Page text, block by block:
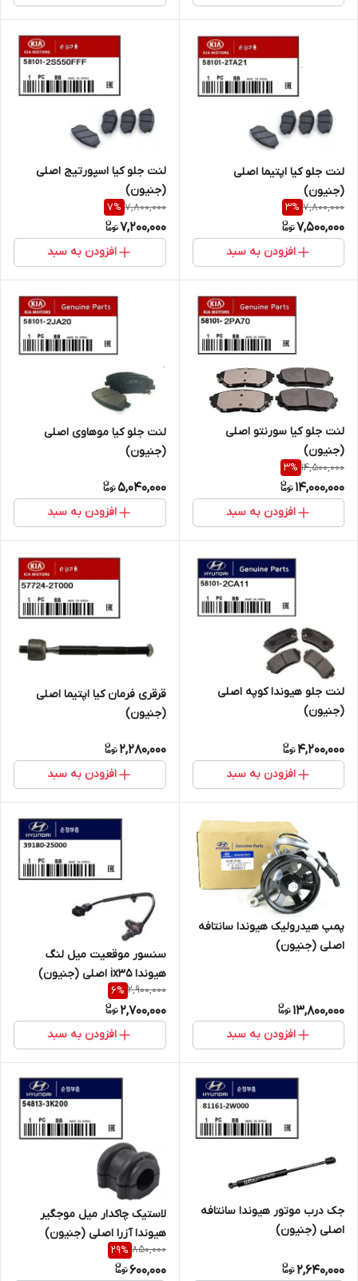
لنت جلو کیا اپتیما اصلی
(جنیون)
7,800,000
3%
7,500,000
افزودن به سبد
لنت جلو کیا اسپورتیج اصلی
(جنیون)
7,800,000
7%
7,200,000
افزودن به سبد
لنت جلو کیا سورنتو اصلی
(جنیون)
14,500,000
3%
14,000,000
افزودن به سبد
لنت جلو کیا موهاوی اصلی
(جنیون)
5,040,000
افزودن به سبد
لنت جلو هیوندا کوپه اصلی
(جنیون)
4,200,000
افزودن به سبد
قرقری فرمان کیا اپتیما اصلی
(جنیون)
2,280,000
افزودن به سبد
پمپ هیدرولیک هیوندا سانتافه
اصلی (جنیون)
13,800,000
افزودن به سبد
سنسور موقعیت میل لنگ
هیوندا ix35 اصلی (جنیون)
2,900,000
6%
2,700,000
افزودن به سبد
جک درب موتور هیوندا سانتافه
اصلی (جنیون)
2,640,000
لاستیک چاکدار میل موجگیر
هیوندا آزرا اصلی (جنیون)
850,000
29%
600,000